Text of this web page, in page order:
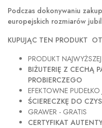
Podczas dokonywaniu
europejskich rozmiarów
KUPUJĄC TEN PRODUKT
PRODUKT
BIŻUTERIĘ Z CECHĄ
PROBIERCZEGO
EFEKTOWNE PUDEŁKO
ŚCIERECZKĘ DO
GRAWER - GRATIS
CERTYFIKAT